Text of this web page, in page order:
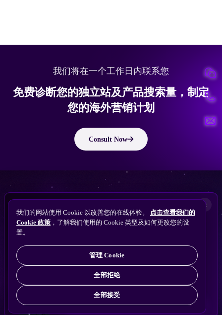
我们将在一个工作日内联系您
免费诊断您的独立站及产品搜索量，制定
您的海外营销计划
Consult Now
版权所有 © 2010 ~ 2026 隽永东方/EastDigi--专注企业海外业务增长
备案号：苏ICP备14005285号-11
我们的网站使用 Cookie 以改善您的在线体验。 点击查看我们的
Cookie 政策 ，了解我们使用的 Cookie 类型及如何更改您的设
置。
管理 Cookie
全部拒绝
全部接受
×
Perplexity
Gemini
ChatGPT
搜索找到您的独立站？
免费获取隽永东方 SEO / AEO / GEO 独立站可见
免费诊断→